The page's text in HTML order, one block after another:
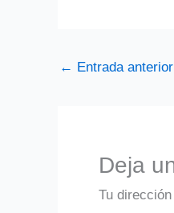
← Entrada anterior
Deja
Tu